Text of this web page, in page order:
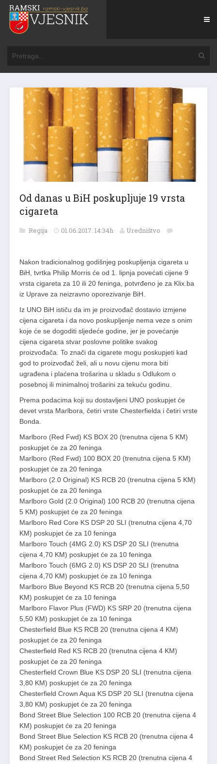
Od danas u BiH poskupljuje 19 vrsta
cigareta
Regija 01.06.2017. 14:34h Uredništvo
Nakon tradicionalnog godišnjeg poskupljenja cigareta u
BiH, tvrtka Philip Morris će od 1. lipnja povećati cijene 9
vrsta cigareta za 10 ili 20 feninga, potvrđeno je za Klix.ba
iz Uprave za neizravno oporezivanje BiH.
Iz UNO BiH ističu da im je proizvođač dostavio izmjene
cijena cigareta i da novo poskupljenje nema veze s onim
koje će se dogoditi sljedeće godine, jer je povećanje
cijena cigareta stvar poslovne politike svakog
proizvođača. To znači da cigarete mogu poskupjeti kad
god to proizvođač želi, ali u novu cijenu mora biti
ugrađena i plaćena trošarina u skladu s Odlukom o
posebnoj ili minimalnoj trošarini za tekuću godinu.
Prema podacima koji su dostavljeni UNO poskupjet će
devet vrsta Marlbora, četiri vrste Chesterfielda i četiri vrste
Bonda.
Marlboro (Red Fwd) KS BOX 20 (trenutna cijena 5 KM)
poskupjet će za 20 feninga
Marlboro (Red Fwd) 100 BOX 20 (trenutna cijena 5 KM)
poskupjet će za 20 feninga
Marlboro (2.0 Original) KS RCB 20 (trenutna cijena 5 KM)
poskupjet će za 20 feninga
Marlboro Gold (2.0 Original) 100 RCB 20 (trenutna cijena
5 KM) poskupjet će za 20 feninga
Marlboro Red Core KS DSP 20 SLI (trenutna cijena 4,70
KM) poskupjet će za 10 feninga
Marlboro Touch (4MG 2.0) KS DSP 20 SLI (trenutna
cijena 4,70 KM) poskupjet će za 10 feninga
Marlboro Touch (6MG 2.0) KS DSP 20 SLI (trenutna
cijena 4,70 KM) poskupjet će za 10 feninga
Marlboro Blue Beyond KS RCB 20 (trenutna cijena 5,50
KM) poskupjet će za 10 feninga
Marlboro Flavor Plus (FWD) KS SRP 20 (trenutna cijena
5,50 KM) poskupjet će za 10 feninga
Chesterfield Blue KS RCB 20 (trenutna cijena 4 KM)
poskupjet će za 20 feninga
Chesterfield Red KS RCB 20 (trenutna cijena 4 KM)
poskupjet će za 20 feninga
Chesterfield Crown Blue KS DSP 20 SLI (trenutna cijena
3,80 KM) poskupjet će za 20 feninga
Chesterfield Crown Aqua KS DSP 20 SLI (trenutna cijena
3,80 KM) poskupjet će za 20 feninga
Bond Street Blue Selection 100 RCB 20 (trenutna cijena 4
KM) poskupjet će za 20 feninga
Bond Street Blue Selection KS RCB 20 (trenutna cijena 4
KM) poskupjet će za 20 feninga
Bond Street Red Selection KS RCB 20 (trenutna cijena 4